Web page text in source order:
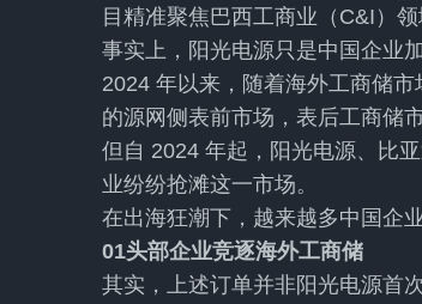
目精准聚焦巴西工商业（C&I）
事实上，阳光电源只是中国企业
2024 年以来，随着海外工商储
的源网侧表前市场，表后工商储
但自 2024 年起，阳光电源、比
业纷纷抢滩这一市场。
在出海狂潮下，越来越多中国企
01头部企业竞逐海外工商储
其实，上述订单并非阳光电源首